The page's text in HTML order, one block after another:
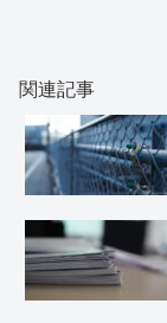
関連記事